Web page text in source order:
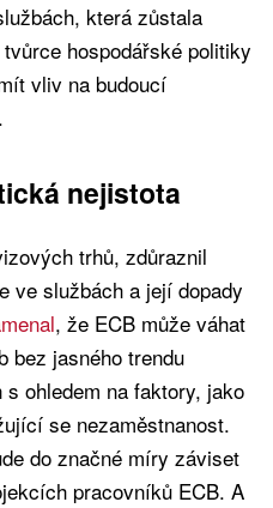
která zůstala
hospodářské politiky
vliv na budoucí
nejistota
trhů, zdůraznil
ve službách a její dopady
, že ECB může váhat
bez jasného trendu
ohledem na faktory, jako
se nezaměstnanost.
do značné míry záviset
pracovníků ECB. A